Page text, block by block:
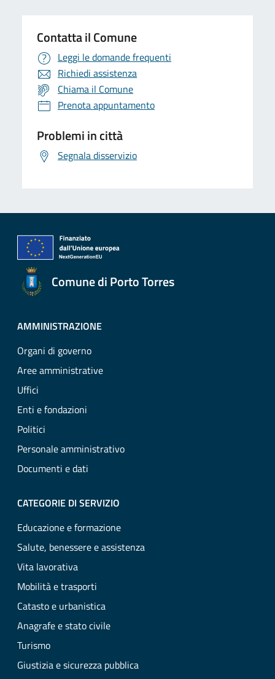
Contatta il Comune
Leggi le domande frequenti
Richiedi assistenza
Chiama il Comune
Prenota appuntamento
Problemi in città
Segnala disservizio
Comune di Porto Torres
AMMINISTRAZIONE
Organi di governo
Aree amministrative
Uffici
Enti e fondazioni
Politici
Personale amministrativo
Documenti e dati
CATEGORIE DI SERVIZIO
Educazione e formazione
Salute, benessere e assistenza
Vita lavorativa
Mobilità e trasporti
Catasto e urbanistica
Anagrafe e stato civile
Turismo
Giustizia e sicurezza pubblica